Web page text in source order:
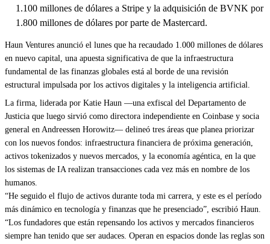
1.100 millones de dólares a Stripe y la adquisición de BVNK por
1.800 millones de dólares por parte de Mastercard.
Haun Ventures anunció el lunes que ha recaudado 1.000 millones de dólares
en nuevo capital, una apuesta significativa de que la infraestructura
fundamental de las finanzas globales está al borde de una revisión
estructural impulsada por los activos digitales y la inteligencia artificial.
La firma, liderada por Katie Haun —una exfiscal del Departamento de
Justicia que luego sirvió como directora independiente en Coinbase y socia
general en Andreessen Horowitz— delineó tres áreas que planea priorizar
con los nuevos fondos: infraestructura financiera de próxima generación,
activos tokenizados y nuevos mercados, y la economía agéntica, en la que
los sistemas de IA realizan transacciones cada vez más en nombre de los
humanos.
“He seguido el flujo de activos durante toda mi carrera, y este es el período
más dinámico en tecnología y finanzas que he presenciado”, escribió Haun.
“Los fundadores que están repensando los activos y mercados financieros
siempre han tenido que ser audaces. Operan en espacios donde las reglas son